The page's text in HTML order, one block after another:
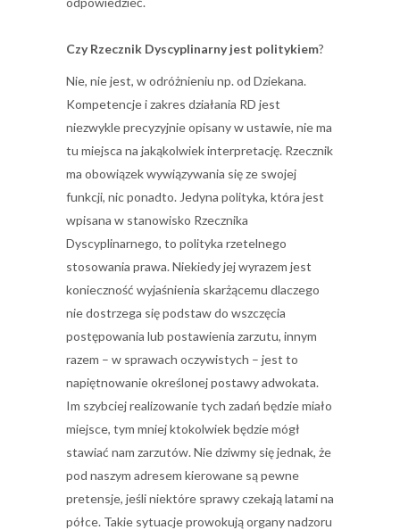
Czy Rzecznik Dyscyplinarny jest politykiem?
Nie, nie jest, w odróżnieniu np. od Dziekana.
Kompetencje i zakres działania RD jest
niezwykle precyzyjnie opisany w ustawie, nie ma
tu miejsca na jakąkolwiek interpretację. Rzecznik
ma obowiązek wywiązywania się ze swojej
funkcji, nic ponadto. Jedyna polityka, która jest
wpisana w stanowisko Rzecznika
Dyscyplinarnego, to polityka rzetelnego
stosowania prawa. Niekiedy jej wyrazem jest
konieczność wyjaśnienia skarżącemu dlaczego
nie dostrzega się podstaw do wszczęcia
postępowania lub postawienia zarzutu, innym
razem – w sprawach oczywistych – jest to
napiętnowanie określonej postawy adwokata.
Im szybciej realizowanie tych zadań będzie miało
miejsce, tym mniej ktokolwiek będzie mógł
stawiać nam zarzutów. Nie dziwmy się jednak, że
pod naszym adresem kierowane są pewne
pretensje, jeśli niektóre sprawy czekają latami na
półce. Takie sytuacje prowokują organy nadzoru